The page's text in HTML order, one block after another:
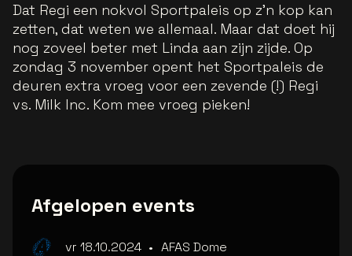
Dat Regi een nokvol Sportpaleis op z’n kop kan
zetten, dat weten we allemaal. Maar dat doet hij
nog zoveel beter met Linda aan zijn zijde. Op
zondag 3 november opent het Sportpaleis de
deuren extra vroeg voor een zevende (!) Regi
vs. Milk Inc. Kom mee vroeg pieken!
Afgelopen events
vr 18.10.2024 • AFAS Dome